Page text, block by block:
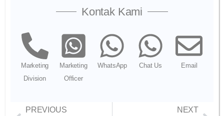
Kontak Kami
Marketing
Division
Marketing
Officer
WhatsApp Chat Us Email
PREVIOUS
NEXT